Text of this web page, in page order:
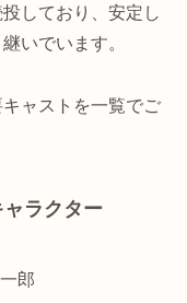
しており、安定し
いでいます。
ャストを一覧でご
ラクター
郎